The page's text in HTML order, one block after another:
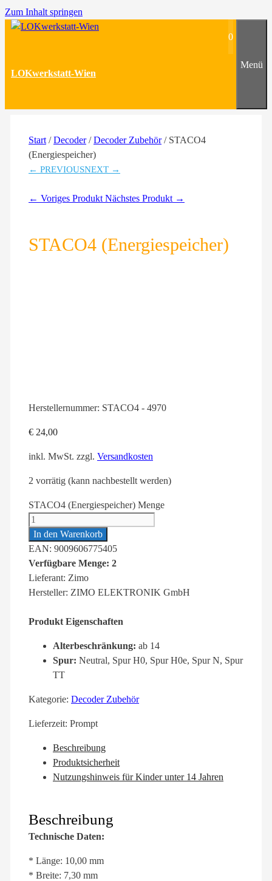
Zum Inhalt springen
LOKwerkstatt-Wien
0
Menü
Start /Decoder/Decoder Zubehör/ STACO4
(Energiespeicher)
← PREVIOUSNEXT →
← Voriges Produkt Nächstes Produkt →
STACO4 (Energiespeicher)
Herstellernummer: STACO4 - 4970
€ 24,00
inkl. MwSt. zzgl. Versandkosten
2 vorrätig (kann nachbestellt werden)
STACO4 (Energiespeicher) Menge
In den Warenkorb
EAN: 9009606775405
Verfügbare Menge: 2
Lieferant: Zimo
Hersteller: ZIMO ELEKTRONIK GmbH
Produkt Eigenschaften
Alterbeschränkung: ab 14
Spur: Neutral, Spur H0, Spur H0e, Spur N, Spur
TT
Kategorie: Decoder Zubehör
Lieferzeit: Prompt
Beschreibung
Produktsicherheit
Nutzungshinweis für Kinder unter 14 Jahren
Beschreibung
Technische Daten:
* Länge: 10,00 mm
* Breite: 7,30 mm